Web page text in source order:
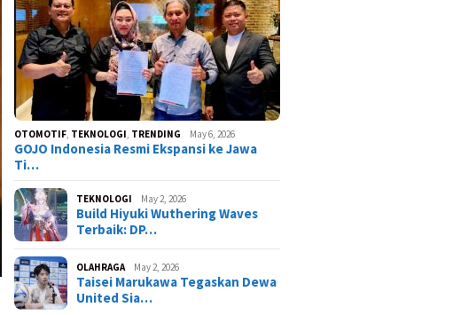
OTOMOTIF TEKNOLOGI TRENDING May 6, 2026
GOJO Indonesia Resmi Ekspansi ke Jawa
Ti…
TEKNOLOGI May 2, 2026
Build Hiyuki Wuthering Waves
Terbaik: DP…
OLAHRAGA May 2, 2026
Taisei Marukawa Tegaskan Dewa
United Sia…